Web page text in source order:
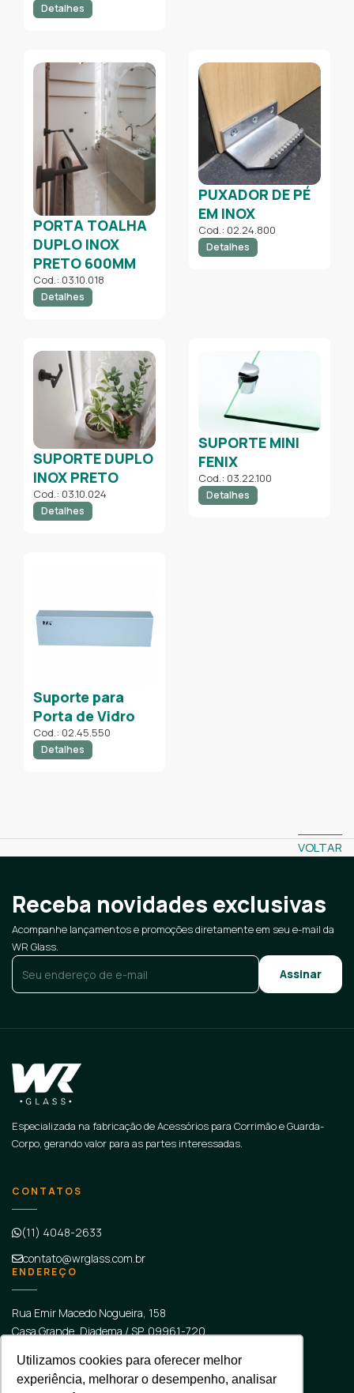
Utilizamos cookies para oferecer melhor
experiência, melhorar o desempenho, analisar
Detalhes
PORTA TOALHA
DUPLO INOX
PRETO 600MM
Cod.: 03.10.018
Detalhes
PUXADOR DE PÉ
EM INOX
Cod.: 02.24.800
Detalhes
SUPORTE DUPLO
INOX PRETO
Cod.: 03.10.024
Detalhes
SUPORTE MINI
FENIX
Cod.: 03.22.100
Detalhes
Suporte para
Porta de Vidro
Cod.: 02.45.550
Detalhes
VOLTAR
Receba novidades exclusivas
Acompanhe lançamentos e promoções diretamente em seu e-mail da
WR Glass.
E-mail
Especializada na fabricação de Acessórios para Corrimão e Guarda-
Corpo, gerando valor para as partes interessadas.
CONTATOS
(11) 4048-2633
contato@wrglass.com.br
ENDEREÇO
Rua Emir Macedo Nogueira, 158
Casa Grande, Diadema/SP, 09961-720